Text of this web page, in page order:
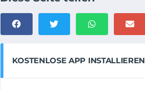
KOSTENLOSE APP INSTALLIEREN